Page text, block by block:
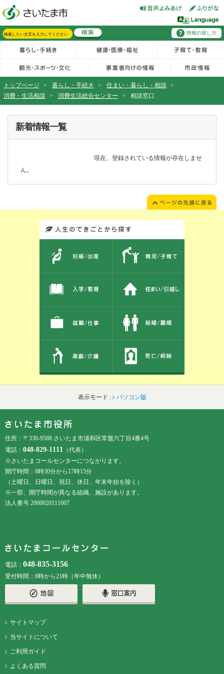
情報の探し方
トップページ > 暮らし・手続き > 住まい・暮らし・相談
>
消費・生活相談
> 消費生活総合センター > 相談窓口
新着情報一覧
現在、登録されている情報が存在しませ
ん。
表示モード : パソコン版
住所：〒330-9588 さいたま市浦和区常盤六丁目4番4号
電話： 048-829-1111 （代表）
※さいたまコールセンターにつながります。
開庁時間：8時30分から17時15分
（土曜日、日曜日、祝日、休日、年末年始を除く）
※一部、開庁時間が異なる組織、施設があります。
法人番号 2000020111007
電話： 048-835-3156
受付時間：8時から21時（年中無休）
サイトマップ
当サイトについて
ご利用ガイド
よくある質問